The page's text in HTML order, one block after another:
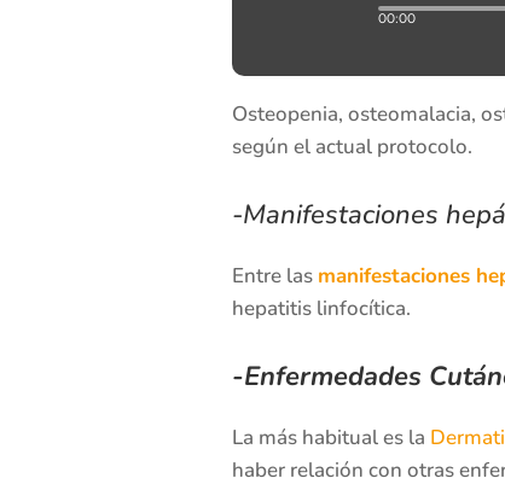
Osteopenia, osteomalacia,
según el actual protocolo.
-Manifestaciones
Entre las manifestaciones
hepatitis linfocítica.
-Enfermedades
La más habitual es la
haber relación con otras